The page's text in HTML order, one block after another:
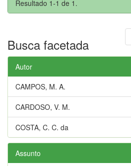
Resultado 1-1 de 1.
Busca facetada
Autor
CAMPOS, M. A.
CARDOSO, V. M.
COSTA, C. C. da
Assunto